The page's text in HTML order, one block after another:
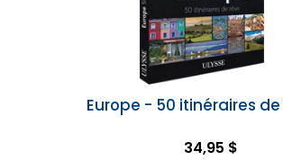
Europe - 50 itinéraires
34,95 $